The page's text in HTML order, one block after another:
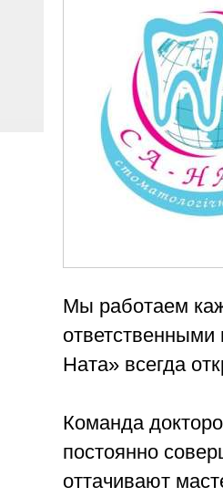
Мы работаем
Ната» всегда
Команда
постоянно
оттачивают